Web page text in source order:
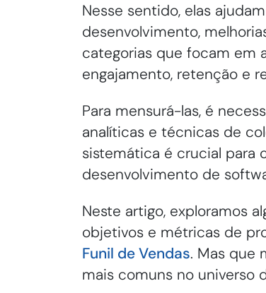
Nesse sentido, elas
desenvolvimento,
categorias que focam em
engajamento, retenção e
Para mensurá-las, é
analíticas e técnicas de
sistemática é crucial para
desenvolvimento de
Neste artigo, exploramos
objetivos e métricas de
Funil de Vendas. Mas que
mais comuns no universo